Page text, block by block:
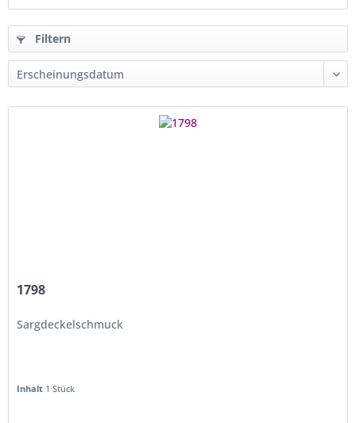
Filtern
1798
Sargdeckelschmuck
Inhalt 1 Stück